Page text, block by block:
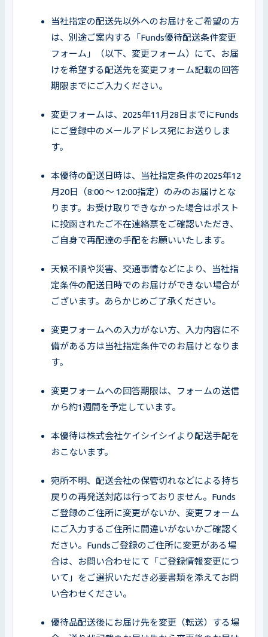
当社指定の配送先以外へのお届けをご希望の方
は、別途ご案内する「Funds優待配送条件変更
フォーム」（以下、変更フォーム）にて、お届
けを希望する配送先を変更フォーム記載の回答
期限までにご入力ください。
変更フォームは、2025年11月28日までにFunds
にご登録中のメールアドレス宛にお送りしま
す。
本優待の配送日時は、当社指定条件の2025年12
月20日（8:00 ～ 12:00指定）のみのお届けとな
ります。お受け取りできなかった場合はポスト
に投函されたご不在連絡票をご確認いただき、
ご自身で再配達の手配をお願いいたします。
天候不順や災害、交通事情などにより、当社指
定条件の配送日時でのお届けができない場合が
ございます。あらかじめご了承ください。
変更フォームへの入力がない方、入力内容に不
備がある方は当社指定条件でのお届けとなりま
す。
変更フォームへの回答期限は、フォームの送信
から約1週間を予定しています。
本優待は株式会社ケイシイシイより配送手配を
おこないます。
宛所不明、配送会社の保管切れなどによる持ち
戻りの再発送対応は行っておりません。Funds
ご登録のご住所に変更がないか、変更フォーム
にご入力するご住所に間違いがないかご確認く
ださい。Fundsご登録のご住所に変更がある場
合は、お問い合わせにて「ご登録情報変更につ
いて」をご選択いただき必要書類を添えてお問
い合わせください。
優待品配送後にお届け先を変更（転送）する場